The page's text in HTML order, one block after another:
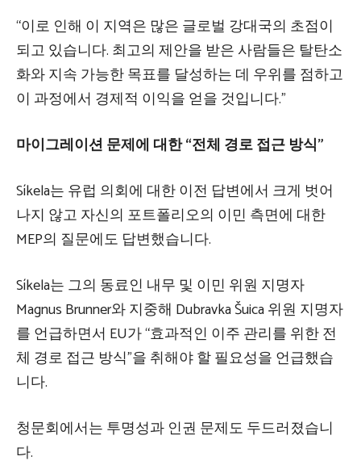
“이로 인해 이 지역은 많은 글로벌 강대국의 초점이
되고 있습니다. 최고의 제안을 받은 사람들은 탈탄소
화와 지속 가능한 목표를 달성하는 데 우위를 점하고
이 과정에서 경제적 이익을 얻을 것입니다.”
마이그레이션 문제에 대한 “전체 경로 접근 방식”
Síkela는 유럽 의회에 대한 이전 답변에서 크게 벗어
나지 않고 자신의 포트폴리오의 이민 측면에 대한
MEP의 질문에도 답변했습니다.
Síkela는 그의 동료인 내무 및 이민 위원 지명자
Magnus Brunner와 지중해 Dubravka Šuica 위원 지명자
를 언급하면서 EU가 “효과적인 이주 관리를 위한 전
체 경로 접근 방식”을 취해야 할 필요성을 언급했습
니다.
청문회에서는 투명성과 인권 문제도 두드러졌습니
다.